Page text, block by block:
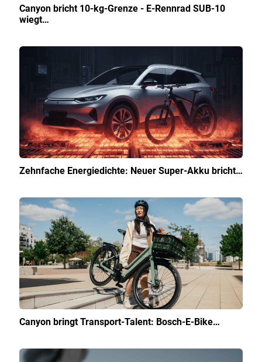
Canyon bricht 10-kg-Grenze - E-Rennrad SUB-10
wiegt…
Zehnfache Energiedichte: Neuer Super-Akku bricht…
Canyon bringt Transport-Talent: Bosch-E-Bike…